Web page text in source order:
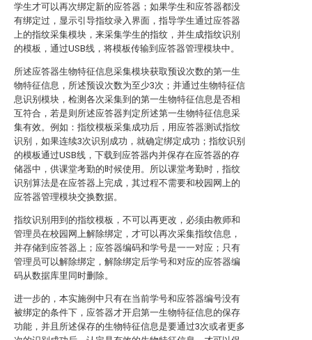
学生才可以再次绑定新的应答器；如果学生和应答器都没
有绑定过，显示引导指纹录入界面，指导学生通过应答器
上的指纹采集模块，来采集学生的指纹，并生成指纹识别
的模板，通过USB线，将模板传输到应答器管理模块中。
所述应答器生物特征信息采集模块获取预设次数的第一生
物特征信息，所述预设次数为至少3次；并通过生物特征信
息识别模块，检测各次采集到的第一生物特征信息是否相
互符合，若是则所述应答器判定所述第一生物特征信息采
集有效。例如：指纹模板采集成功后，用应答器测试指纹
识别，如果连续3次识别成功，就确定绑定成功；指纹识别
的模板通过USB线，下载到应答器内并保存在应答器的存
储器中，供课堂考勤的时候使用。所以课堂考勤时，指纹
识别算法是在应答器上完成，其过程不需要和校园网上的
应答器管理模块交换数据。
指纹识别用到的指纹模板，不可以再更改，必须由教师和
管理员在校园网上解除绑定，才可以再次采集指纹信息，
并存储到应答器上；应答器编码和学号是一一对应；只有
管理员可以解除绑定，解除绑定后学号和对应的应答器编
码从数据库里同时删除。
进一步的，本实施例中只有在当前学号和应答器编号没有
被绑定的条件下，应答器才开启第一生物特征信息的保存
功能，并且所述保存的生物特征信息是要通过3次或者更多